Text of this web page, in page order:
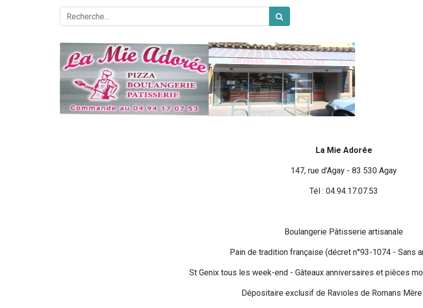
La Mie Adorée
147, rue d'Agay - 83 530 Agay
Tél : 04.94.17.07.53
Boulangerie Pâtisserie artisanale
Pain de tradition française (décret n°93-1074 - Sans
St Genix tous les week-end - Gâteaux anniversaires et pièces
Dépositaire exclusif de Ravioles de Romans